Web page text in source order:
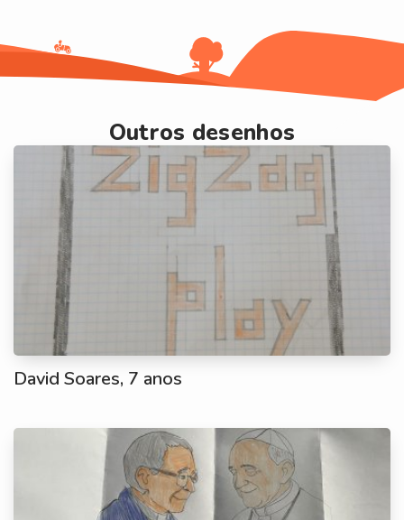
Outros desenhos
David Soares, 7 anos